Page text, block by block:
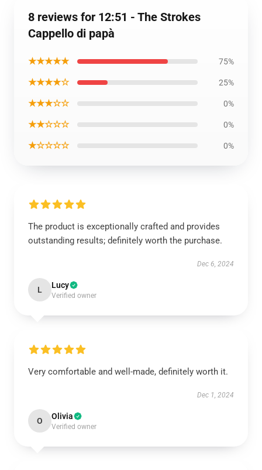
8 reviews for 12:51 - The Strokes
Cappello di papà
★★★★★ 75%
★★★★☆ 25%
★★★☆☆ 0%
★★☆☆☆ 0%
★☆☆☆☆ 0%
The product is exceptionally crafted and provides
outstanding results; definitely worth the purchase.
Dec 6, 2024
L Lucy
Verified owner
Very comfortable and well-made, definitely worth it.
Dec 1, 2024
O Olivia
Verified owner